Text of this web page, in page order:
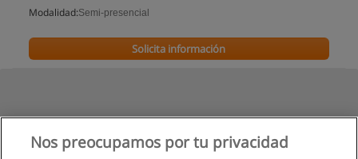
Modalidad:Semi-presencial
Solicita información
Nos preocupamos por tu privacidad